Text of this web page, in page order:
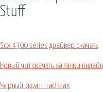
Stuff
Scx 4300 series драйвер скачать
Новый чит скачать на танки онлайн
Черный экран mad max